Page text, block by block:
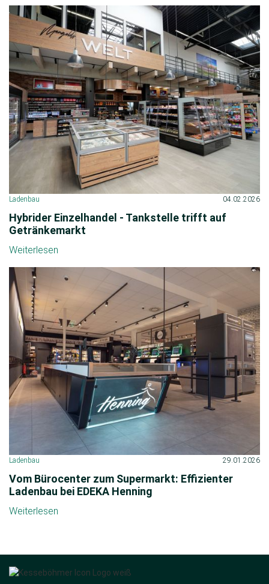
Ladenbau 04.02.2026
Hybrider Einzelhandel - Tankstelle trifft auf
Getränkemarkt
Weiterlesen
Ladenbau 29.01.2026
Vom Bürocenter zum Supermarkt: Effizienter
Ladenbau bei EDEKA Henning
Weiterlesen